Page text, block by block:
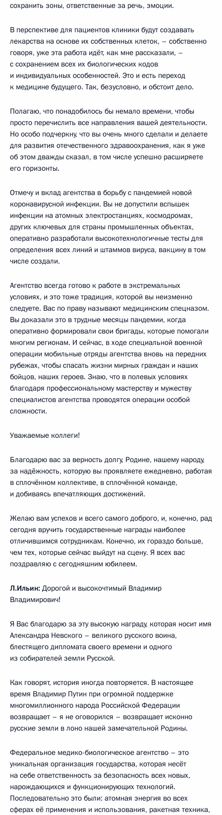
сохранить зоны, ответственные за речь, эмоции.
В перспективе для пациентов клиники будут создавать
лекарства на основе их собственных клеток, – собственно
говоря, уже эта работа идёт, как мне рассказали, –
с сохранением всех их биологических кодов
и индивидуальных особенностей. Это и есть переход
к медицине будущего. Так, безусловно, и обстоит дело.
Полагаю, что понадобилось бы немало времени, чтобы
просто перечислить все направления вашей деятельности.
Но особо подчеркну, что вы очень много сделали и делаете
для развития отечественного здравоохранения, как я уже
об этом дважды сказал, в том числе успешно расширяете
его горизонты.
Отмечу и вклад агентства в борьбу с пандемией новой
коронавирусной инфекции. Вы не допустили вспышек
инфекции на атомных электростанциях, космодромах,
других ключевых для страны промышленных объектах,
оперативно разработали высокотехнологичные тесты для
определения всех линий и штаммов вируса, вакцину в том
числе создали.
Агентство всегда готово к работе в экстремальных
условиях, и это тоже традиция, которой вы неизменно
следуете. Вас по праву называют медицинским спецназом.
Вы доказали это в трудные месяцы пандемии, когда
оперативно формировали свои бригады, которые помогали
многим регионам. И сейчас, в ходе специальной военной
операции мобильные отряды агентства вновь на передних
рубежах, чтобы спасать жизни мирных граждан и наших
бойцов, наших героев. Знаю, что в полевых условиях
благодаря профессиональному мастерству и мужеству
специалистов агентства проводятся операции особой
сложности.
Уважаемые коллеги!
Благодарю вас за верность долгу, Родине, нашему народу,
за надёжность, которую вы проявляете ежедневно, работая
в сплочённом коллективе, в сплочённой команде,
и добиваясь впечатляющих достижений.
Желаю вам успехов и всего самого доброго, и, конечно, рад
сегодня вручить государственные награды наиболее
отличившимся сотрудникам. Конечно, их гораздо больше,
чем тех, которые сейчас выйдут на сцену. Я всех вас
поздравляю с сегодняшним юбилеем.
Л.Ильин: Дорогой и высокочтимый Владимир
Владимирович!
Я Вас благодарю за эту высокую награду, которая носит имя
Александра Невского – великого русского воина,
блестящего дипломата своего времени и одного
из собирателей земли Русской.
Как говорят, история иногда повторяется. В настоящее
время Владимир Путин при огромной поддержке
многомиллионного народа Российской Федерации
возвращает – я не оговорился – возвращает исконно
русские земли в лоно нашей замечательной Родины.
Федеральное медико-биологическое агентство – это
уникальная организация государства, которая несёт
на себе ответственность за безопасность всех новых,
нарождающихся и функционирующих технологий.
Последовательно это были: атомная энергия во всех
сферах её применения и использования, ракетная техника,